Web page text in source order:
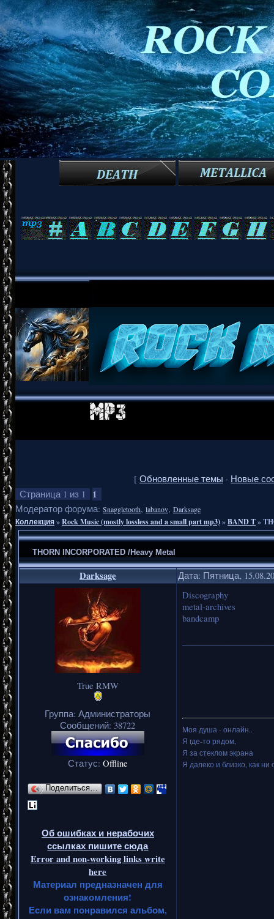
[ Обновленные темы · Новые
Страница 1 из 1 1
Модератор форума: Snaggletooth, labanov, Darksage
Коллекция»Rock Music (mostly lossless and a small part mp3)»BAND T»
THORN INCORPORATED /Heavy Metal
Darksage Дата: Пятница,
True RMW
Группа: Администраторы
Сообщений: 38722
Статус: Offline
Поделиться…
Об ошибках и нерабочих
ссылках пишите сюда
Error and non-working links write
here
Материал предназначен для
ознакомления!
Если вам понравился альбом,
Discography
metal-archives
bandcamp
Моя душа - онлайн..
Я где-то рядом,
Я за стеклом экрана
Я далеко и близко, как ни